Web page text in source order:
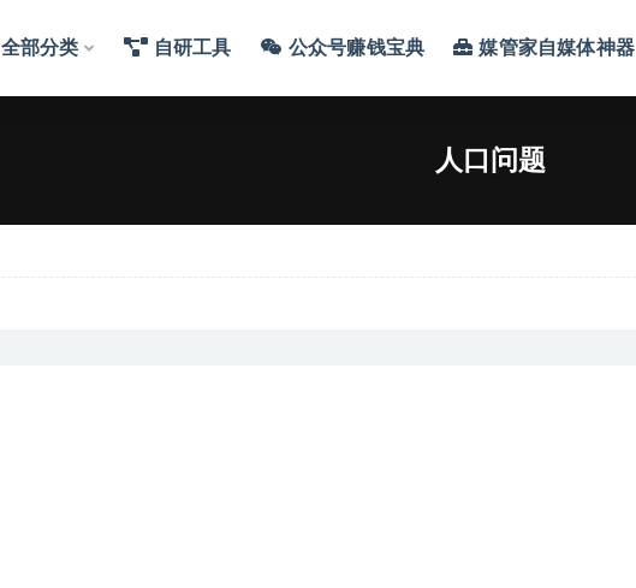
全部分类 自研工具 公众号赚钱宝典 媒管家自媒体神器
人口问题